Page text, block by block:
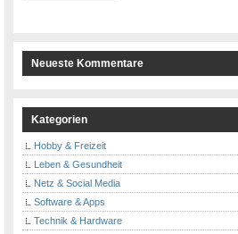
Neueste Kommentare
Kategorien
Hobby & Freizeit
Leben & Gesundheit
Netz & Social Media
Software & Apps
Technik & Hardware